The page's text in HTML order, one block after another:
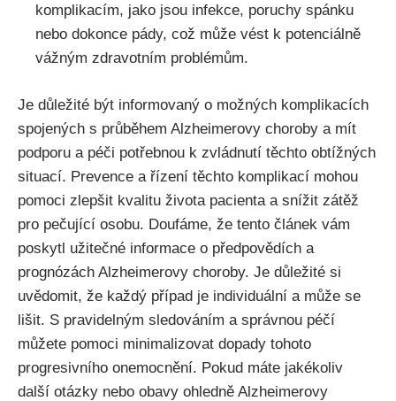
komplikacím, jako jsou infekce, poruchy spánku
nebo dokonce pády, což může vést k potenciálně
vážným zdravotním problémům.
Je důležité být informovaný o možných komplikacích
spojených s průběhem Alzheimerovy choroby a mít
podporu a péči potřebnou k zvládnutí těchto obtížných
situací. Prevence a řízení těchto komplikací mohou
pomoci zlepšit kvalitu života pacienta a snížit zátěž
pro pečující osobu. Doufáme, že tento článek vám
poskytl užitečné informace o předpovědích a
prognózách Alzheimerovy choroby. Je důležité si
uvědomit, že každý případ je individuální a může se
lišit. S pravidelným sledováním a správnou péčí
můžete pomoci minimalizovat dopady tohoto
progresivního onemocnění. Pokud máte jakékoliv
další otázky nebo obavy ohledně Alzheimerovy